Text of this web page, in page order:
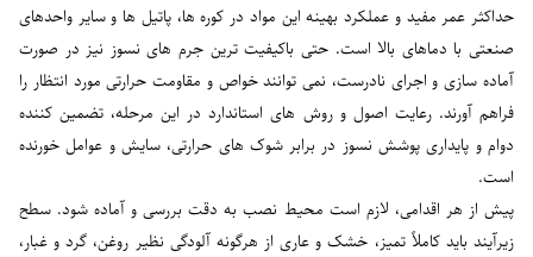
حداکثر عمر مفید و عملکرد بهینه این مواد در کوره ها، پاتیل ها و سایر واحدهای
صنعتی با دماهای بالا است. حتی باکیفیت ترین جرم های نسوز نیز در صورت
آماده سازی و اجرای نادرست، نمی توانند خواص و مقاومت حرارتی مورد انتظار را
فراهم آورند. رعایت اصول و روش های استاندارد در این مرحله، تضمین کننده
دوام و پایداری پوشش نسوز در برابر شوک های حرارتی، سایش و عوامل خورنده
است.
پیش از هر اقدامی، لازم است محیط نصب به دقت بررسی و آماده شود. سطح
زیرآیند باید کاملاً تمیز، خشک و عاری از هرگونه آلودگی نظیر روغن، گرد و غبار،